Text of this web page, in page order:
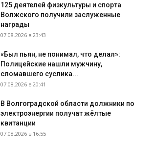
125 деятелей физкультуры и спорта
Волжского получили заслуженные
награды
07.08.2026 в 23:43
«Был пьян, не понимал, что делал»:
Полицейские нашли мужчину,
сломавшего суслика...
07.08.2026 в 20:41
В Волгоградской области должники по
электроэнергии получат жёлтые
квитанции
07.08.2026 в 16:55